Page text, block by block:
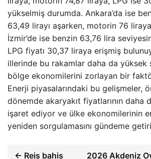
yükselmiş durumda. Ankara’da ise
63,49 lirayı aşarken, motorin 76
İzmir’de ise benzin 63,76 lira
LPG fiyatı 30,37 liraya erişmiş
illerinde bu rakamlar daha da yüksek
bölge ekonomilerini zorlayan bir
Enerji piyasalarındaki bu gelişmeler,
dönemde akaryakıt fiyatlarının daha
işaret ediyor ve ülke ekonomilerinin
yeniden sorgulamasını gündeme
← Reis bahis
2026 Akdeniz